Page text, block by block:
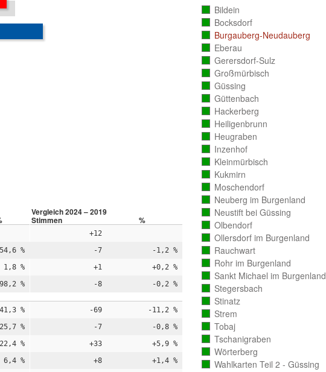
Vergleich 2024 – 2019
Stimmen
%
+12
54,6 % -7 -1,2 %
1,8 % +1 +0,2 %
98,2 % -8 -0,2 %
41,3 % -69 -11,2 %
25,7 % -7 -0,8 %
22,4 % +33 +5,9 %
6,4 % +8 +1,4 %
Bildein
(vollständig
ausgezählt)
Bocksdorf
(vollständig
ausgezählt)
Burgauberg-Neudauberg
(vollständig
ausgezählt)
Eberau
(vollständig
ausgezählt)
Gerersdorf-Sulz
(vollständig
ausgezählt)
Großmürbisch
(vollständig
ausgezählt)
Güssing
(vollständig
ausgezählt)
Güttenbach
(vollständig
ausgezählt)
Hackerberg
(vollständig
ausgezählt)
Heiligenbrunn
(vollständig
ausgezählt)
Heugraben
(vollständig
ausgezählt)
Inzenhof
(vollständig
ausgezählt)
Kleinmürbisch
(vollständig
ausgezählt)
Kukmirn
(vollständig
ausgezählt)
Moschendorf
(vollständig
ausgezählt)
Neuberg im Burgenland
(vollständig
ausgezählt)
Neustift bei Güssing
(vollständig
ausgezählt)
Olbendorf
(vollständig
ausgezählt)
Ollersdorf im Burgenland
(vollständig
ausgezählt)
Rauchwart
(vollständig
ausgezählt)
Rohr im Burgenland
(vollständig
ausgezählt)
Sankt Michael im Burgenland
(vollständig
ausgezählt)
Stegersbach
(vollständig
ausgezählt)
Stinatz
(vollständig
ausgezählt)
Strem
(vollständig
ausgezählt)
Tobaj
(vollständig
ausgezählt)
Tschanigraben
(vollständig
ausgezählt)
Wörterberg
(vollständig
ausgezählt)
Wahlkarten Teil 2 - Güssing
(vollständig